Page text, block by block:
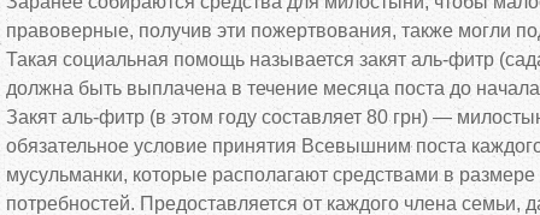
правоверные, получив эти пожертвования, также могли
Такая социальная помощь называется закят аль-фитр
должна быть выплачена в течение месяца поста до
Закят аль-фитр (в этом году составляет 80 грн) —
обязательное условие принятия Всевышним поста
мусульманки, которые располагают средствами в
потребностей. Предоставляется от каждого члена семьи,